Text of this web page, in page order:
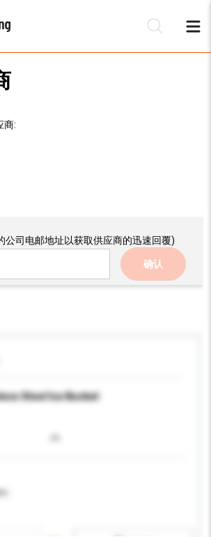
商:
公司电邮地址以获取供应商的迅速回覆)
确认
Steel Ice Bucket